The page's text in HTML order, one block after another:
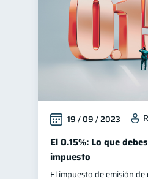
19 / 09 / 2023
El 0.15%: Lo que
impuesto
El impuesto de emisión